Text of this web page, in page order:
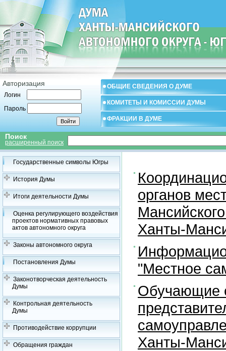
Авторизация
Логин
Пароль
ОБЩИЕ СВЕДЕНИЯ О ДУМЕ
КОМИТЕТЫ И КОМИССИИ ДУМЫ
ФРАКЦИИ В ДУМЕ
Поиск
расширенный поиск
Государственные символы Югры
История Думы
Итоги деятельности Думы
Оценка регулирующего воздействия
проектов нормативных правовых
актов автономного округа
Законы автономного округа
Постановления Думы
Законотворческая деятельность
Думы
Контрольная деятельность
Думы
Противодействие коррупции
Обращения граждан
органов
Ханты-
"Местное
Обучающие
Ханты-